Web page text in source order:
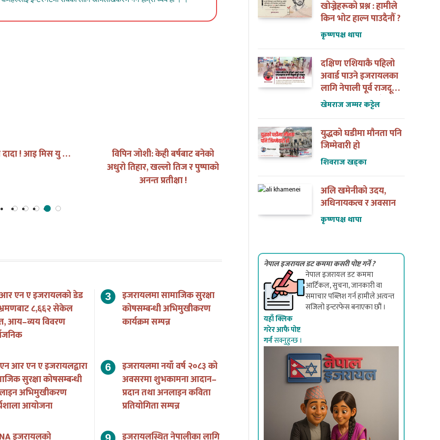
मेरो बिदा मेरो देशका लागि पहिला नेपाली बन्न सिकौँ
एनआरएनए अभियानमा मेरो १४ वर्ष
— एक यात्राको आत्मस्मरण
एन ए इजरायलको डेड
८,६६२ सेकेल
आय–व्यय विवरण
इजरायलमा सामाजिक सुरक्षा
कोषसम्बन्धी अभिमुखीकरण
कार्यक्रम सम्पन्न
आर एन ए इजरायलद्वारा
सुरक्षा कोषसम्बन्धी
अभिमुखीकरण
आयोजना
इजरायलमा नयाँ वर्ष २०८३ को
अवसरमा शुभकामना आदान–
प्रदान तथा अनलाइन कविता
प्रतियोगिता सम्पन्न
खोज्नेहरूको प्रश्न : हामीले
किन भोट हाल्न पाउदैनौँ ?
कृष्णपक्ष थापा
दक्षिण एशियाकै पहिलो
अवार्ड पाउने इजरायलका
लागि नेपाली पूर्व राजदूत
डा. अन्जान शाक्यसँगको
खेमराज जम्मर कट्टेल
युद्धको घडीमा मौनता पनि
जिम्मेवारी हो
शिवराज खड्का
अलि खमेनीको उदय,
अधिनायकत्व र अवसान
कृष्णपक्ष थापा
नेपाल इजरायल डट कममा कसरी पोष्ट गर्ने ?
यहाँ क्लिक
गरेर आफै पोष्ट
गर्नसक्नुहुन्छ ।
नेपाल इजरायल डट कममा
आर्टिकल, सुचना, जानकारी वा
समाचार पब्लिश गर्न हामीले अत्यन्त
सजिलो इन्टरफेस बनाएका छौं ।